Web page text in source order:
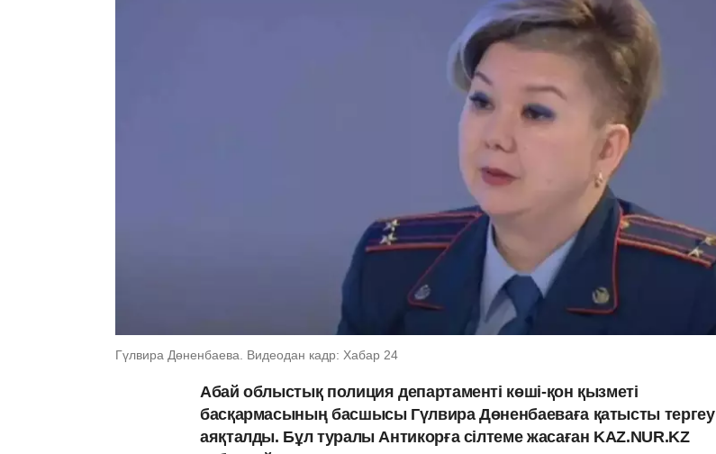
Гүлвира Дөненбаева. Видеодан кадр: Хабар 24
Абай облыстық полиция департаменті көші-қон қызметі
басқармасының басшысы Гүлвира Дөненбаеваға қатысты тергеу
аяқталды. Бұл туралы Антикорға сілтеме жасаған KAZ.NUR.KZ